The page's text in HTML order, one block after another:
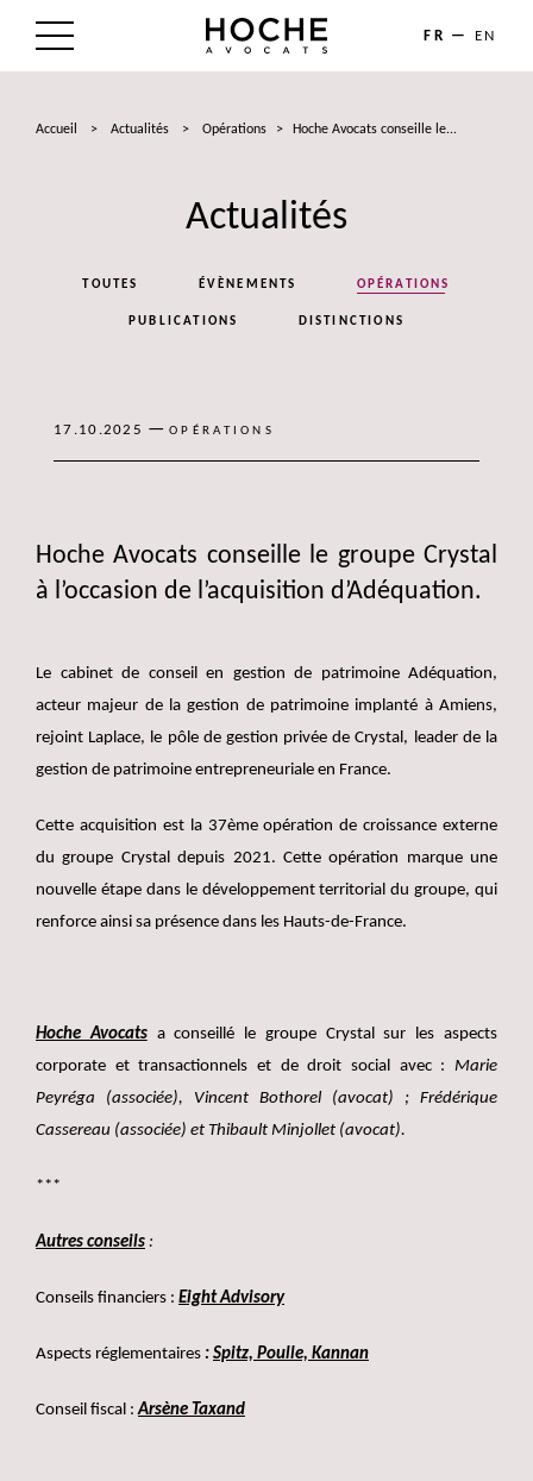
FR EN
LES AVOCATS
TALENTS
Accueil > Actualités > Opérations > Hoche Avocats conseille le...
Actualités
TOUTES ÉVÈNEMENTS OPÉRATIONS
PUBLICATIONS DISTINCTIONS
17.10.2025 — OPÉRATIONS
Hoche Avocats conseille le groupe Crystal
à l’occasion de l’acquisition d’Adéquation.
Le cabinet de conseil en gestion de patrimoine Adéquation,
acteur majeur de la gestion de patrimoine implanté à Amiens,
rejoint Laplace, le pôle de gestion privée de Crystal, leader de la
gestion de patrimoine entrepreneuriale en France.
Cette acquisition est la 37ème opération de croissance externe
du groupe Crystal depuis 2021. Cette opération marque une
nouvelle étape dans le développement territorial du groupe, qui
renforce ainsi sa présence dans les Hauts-de-France.
Hoche Avocatsa conseillé le groupe Crystal sur les aspects
corporate et transactionnels et de droit social avec : Marie
Peyréga (associée), Vincent Bothorel (avocat) ; Frédérique
Cassereau (associée) et Thibault Minjollet (avocat).
***
Autres conseils :
Conseils financiers : Eight Advisory
Aspects réglementaires : Spitz, Poulle, Kannan
Conseil fiscal : Arsène Taxand